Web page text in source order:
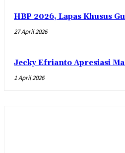
HBP 2026, Lapas Khusus
27 April 2026
Jecky Efrianto Apresiasi
1 April 2026